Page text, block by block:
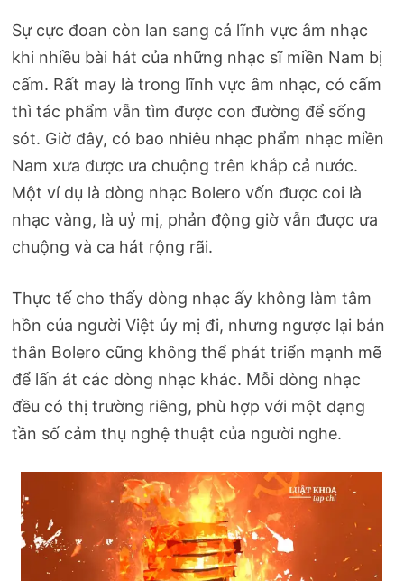
Sự cực đoan còn lan sang cả lĩnh vực âm nhạc
khi nhiều bài hát của những nhạc sĩ miền Nam bị
cấm. Rất may là trong lĩnh vực âm nhạc, có cấm
thì tác phẩm vẫn tìm được con đường để sống
sót. Giờ đây, có bao nhiêu nhạc phẩm nhạc miền
Nam xưa được ưa chuộng trên khắp cả nước.
Một ví dụ là dòng nhạc Bolero vốn được coi là
nhạc vàng, là uỷ mị, phản động giờ vẫn được ưa
chuộng và ca hát rộng rãi.
Thực tế cho thấy dòng nhạc ấy không làm tâm
hồn của người Việt ủy mị đi, nhưng ngược lại bản
thân Bolero cũng không thể phát triển mạnh mẽ
để lấn át các dòng nhạc khác. Mỗi dòng nhạc
đều có thị trường riêng, phù hợp với một dạng
tần số cảm thụ nghệ thuật của người nghe.